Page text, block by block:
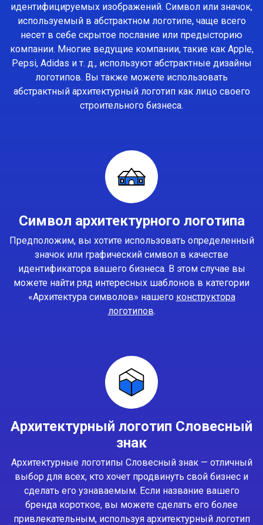
идентифицируемых изображений. Символ или значок,
используемый в абстрактном логотипе, чаще всего
несет в себе скрытое послание или предысторию
компании. Многие ведущие компании, такие как Apple,
Pepsi, Adidas и т. д., используют абстрактные дизайны
логотипов. Вы также можете использовать
абстрактный архитектурный логотип как лицо своего
строительного бизнеса.
Символ архитектурного логотипа
Предположим, вы хотите использовать определенный
значок или графический символ в качестве
идентификатора вашего бизнеса. В этом случае вы
можете найти ряд интересных шаблонов в категории
«Архитектура символов» нашего конструктора
логотипов.
Архитектурный логотип Словесный
знак
Архитектурные логотипы Словесный знак — отличный
выбор для всех, кто хочет продвинуть свой бизнес и
сделать его узнаваемым. Если название вашего
бренда короткое, вы можете сделать его более
привлекательным, используя архитектурный логотип